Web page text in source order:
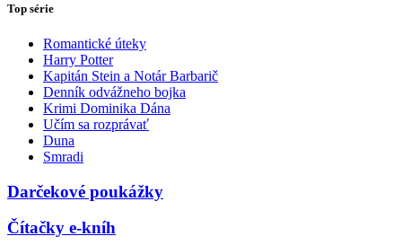
Top série
Romantické úteky
Harry Potter
Kapitán Stein a Notár Barbarič
Denník odvážneho bojka
Krimi Dominika Dána
Učím sa rozprávať
Duna
Smradi
Darčekové poukážky
Čítačky e-kníh